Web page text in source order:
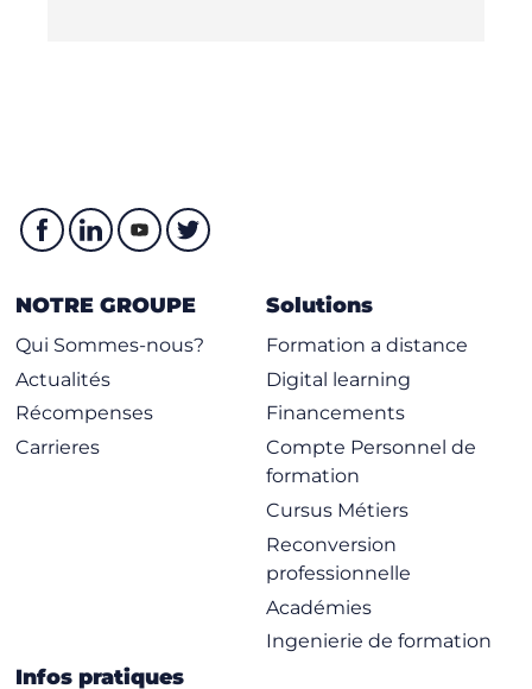
NOTRE GROUPE
Qui Sommes-nous?
Actualités
Récompenses
Carrieres
Solutions
Formation a distance
Digital learning
Financements
Compte Personnel de
formation
Cursus Métiers
Reconversion
professionnelle
Académies
Ingenierie de formation
Infos pratiques